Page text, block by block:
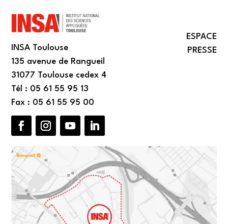
INSA Toulouse
135 avenue de Rangueil
31077 Toulouse cedex 4
Tél : 05 61 55 95 13
Fax : 05 61 55 95 00
ESPACE
PRESSE